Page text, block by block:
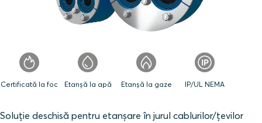
Soluție deschisă pentru etanșare în jurul cablurilor/țevilor
Certificată la foc Etanșă la apă Etanșă la gaze IP/UL NEMA